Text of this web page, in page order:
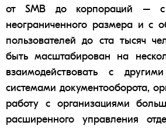
отSMB до корпораций – с
неограниченного размера и с
пользователей до ста тысяч
быть масштабирован на
взаимодействовать с
системами документооборота,
работу с организациями
расширенного управления